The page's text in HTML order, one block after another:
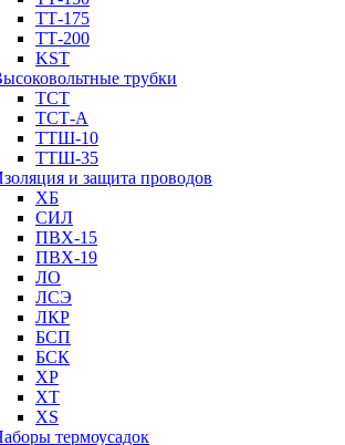
ТТ-175
ТТ-200
KST
трубки
ТСТ
ТСТ-А
ТТШ-10
ТТШ-35
и защита проводов
ХБ
СИЛ
ПВХ-15
ПВХ-19
ЛО
ЛСЭ
ЛКР
БСП
БСК
XP
XT
XS
термоусадок